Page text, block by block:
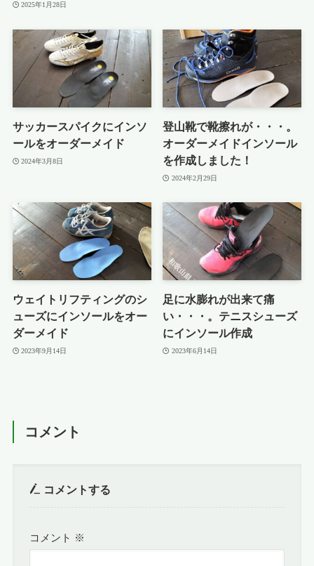
2025年1月28日
サッカースパイクにインソ
ールをオーダーメイド
2024年3月8日
登山靴で靴擦れが・・・。
オーダーメイドインソール
を作成しました！
2024年2月29日
ウェイトリフティングのシ
ューズにインソールをオー
ダーメイド
2023年9月14日
足に水膨れが出来て痛
い・・・。テニスシューズ
にインソール作成
2023年6月14日
コメント
コメントする
コメント ※